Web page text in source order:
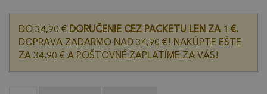
DO 34,90 € DORUČENIE CEZ PACKETU LEN ZA 1 €.
DOPRAVA ZADARMO NAD 34,90 €! NAKÚPTE EŠTE
ZA 34,90 € A POŠTOVNÉ ZAPLATÍME ZA VÁS!